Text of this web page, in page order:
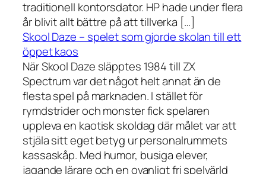
traditionell kontorsdator. HP hade under flera
år blivit allt bättre på att tillverka […]
Skool Daze – spelet som gjorde skolan till ett
öppet kaos
När Skool Daze släpptes 1984 till ZX
Spectrum var det något helt annat än de
flesta spel på marknaden. I stället för
rymdstrider och monster fick spelaren
uppleva en kaotisk skoldag där målet var att
stjäla sitt eget betyg ur personalrummets
kassaskåp. Med humor, busiga elever,
jagande lärare och en ovanligt fri spelvärld